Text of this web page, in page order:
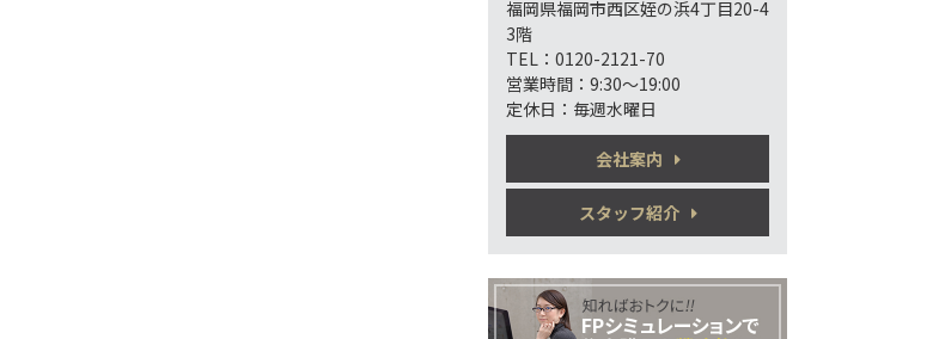
福岡県福岡市西区姪の浜4丁目20-4
3階
TEL：0120-2121-70
営業時間：9:30～19:00
定休日：毎週水曜日
会社案内
スタッフ紹介